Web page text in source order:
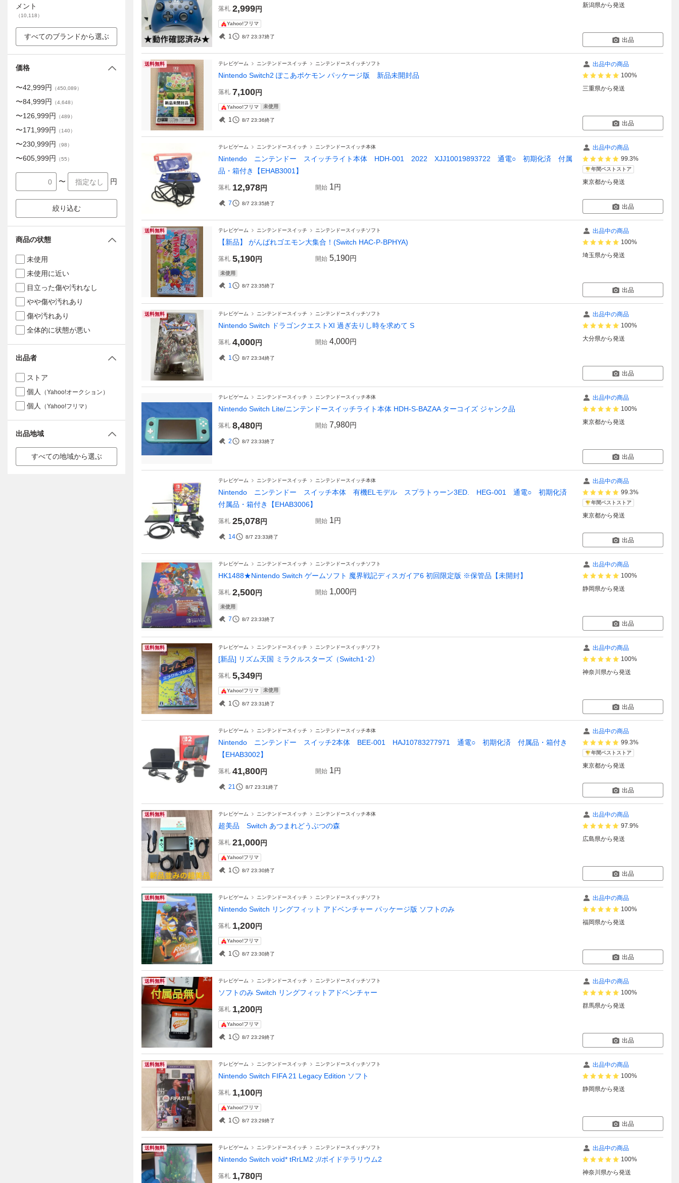
落札 2,999円
Yahoo!フリマ
1 8/7 23:37終了
新潟県から発送
出品
送料無料 テレビゲーム ニンテンドースイッチ ニンテンドースイッチソフト
Nintendo Switch2 ぽこあポケモン パッケージ版 新品未開封品
落札 7,100円
Yahoo!フリマ 未使用
1 8/7 23:36終了
出品中の商品
100%
三重県から発送
出品
テレビゲーム ニンテンドースイッチ ニンテンドースイッチ本体
Nintendo ニンテンドー スイッチライト本体 HDH-001 2022 XJJ10019893722 通電○ 初期化済 付属
品・箱付き【EHAB3001】
落札 12,978円 開始 1円
7 8/7 23:35終了
出品中の商品
99.3%
年間ベストストア
東京都から発送
出品
送料無料 テレビゲーム ニンテンドースイッチ ニンテンドースイッチソフト
【新品】 がんばれゴエモン大集合！(Switch HAC-P-BPHYA)
落札 5,190円 開始 5,190円
未使用
1 8/7 23:35終了
出品中の商品
100%
埼玉県から発送
出品
送料無料 テレビゲーム ニンテンドースイッチ ニンテンドースイッチソフト
Nintendo Switch ドラゴンクエストXI 過ぎ去りし時を求めて S
落札 4,000円 開始 4,000円
1 8/7 23:34終了
出品中の商品
100%
大分県から発送
出品
テレビゲーム ニンテンドースイッチ ニンテンドースイッチ本体
Nintendo Switch Lite/ニンテンドースイッチライト本体 HDH-S-BAZAA ターコイズ ジャンク品
落札 8,480円 開始 7,980円
2 8/7 23:33終了
出品中の商品
100%
東京都から発送
出品
テレビゲーム ニンテンドースイッチ ニンテンドースイッチ本体
Nintendo ニンテンドー スイッチ本体 有機ELモデル スプラトゥーン3ED. HEG-001 通電○ 初期化済
付属品・箱付き【EHAB3006】
落札 25,078円 開始 1円
14 8/7 23:33終了
出品中の商品
99.3%
年間ベストストア
東京都から発送
出品
テレビゲーム ニンテンドースイッチ ニンテンドースイッチソフト
HK1488★Nintendo Switch ゲームソフト 魔界戦記ディスガイア6 初回限定版 ※保管品【未開封】
落札 2,500円 開始 1,000円
未使用
7 8/7 23:33終了
出品中の商品
100%
静岡県から発送
出品
送料無料 テレビゲーム ニンテンドースイッチ ニンテンドースイッチソフト
[新品] リズム天国 ミラクルスターズ（Switch1･2）
落札 5,349円
Yahoo!フリマ 未使用
1 8/7 23:31終了
出品中の商品
100%
神奈川県から発送
出品
テレビゲーム ニンテンドースイッチ ニンテンドースイッチ本体
Nintendo ニンテンドー スイッチ2本体 BEE-001 HAJ10783277971 通電○ 初期化済 付属品・箱付き
【EHAB3002】
落札 41,800円 開始 1円
21 8/7 23:31終了
出品中の商品
99.3%
年間ベストストア
東京都から発送
出品
送料無料 テレビゲーム ニンテンドースイッチ ニンテンドースイッチ本体
超美品 Switch あつまれどうぶつの森
落札 21,000円
Yahoo!フリマ
1 8/7 23:30終了
出品中の商品
97.9%
広島県から発送
出品
送料無料 テレビゲーム ニンテンドースイッチ ニンテンドースイッチソフト
Nintendo Switch リングフィット アドベンチャー パッケージ版 ソフトのみ
落札 1,200円
Yahoo!フリマ
1 8/7 23:30終了
出品中の商品
100%
福岡県から発送
出品
送料無料 テレビゲーム ニンテンドースイッチ ニンテンドースイッチソフト
ソフトのみ Switch リングフィットアドベンチャー
落札 1,200円
Yahoo!フリマ
1 8/7 23:29終了
出品中の商品
100%
群馬県から発送
出品
送料無料 テレビゲーム ニンテンドースイッチ ニンテンドースイッチソフト
Nintendo Switch FIFA 21 Legacy Edition ソフト
落札 1,100円
Yahoo!フリマ
1 8/7 23:29終了
出品中の商品
100%
静岡県から発送
出品
送料無料 テレビゲーム ニンテンドースイッチ ニンテンドースイッチソフト
Nintendo Switch void* tRrLM2 ;//ボイドテラリウム2
落札 1,780円
出品中の商品
100%
神奈川県から発送
メント
（10,118）
すべてのブランドから選ぶ
価格
〜42,999円 （450,089）
〜84,999円 （4,648）
〜126,999円 （489）
〜171,999円 （140）
〜230,999円 （98）
〜605,999円 （55）
〜 円
絞り込む
商品の状態
未使用
未使用に近い
目立った傷や汚れなし
やや傷や汚れあり
傷や汚れあり
全体的に状態が悪い
出品者
ストア
個人
（Yahoo!オークション）
個人 （Yahoo!フリマ）
出品地域
すべての地域から選ぶ